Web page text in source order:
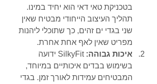
בטכניקת טאי דאי הוא יחיד במינו.
תהליך העיצוב הייחודי מבטיח שאין
שני בגדי ים זהים, כך שתוכלי ליהנות
מפריט שאין לאף אחת אחרת.
איכות גבוהה:
SilkyFit ידועה
בשימוש בבדים איכותיים במיוחד,
המבטיחים עמידות לאורך זמן. בגדי